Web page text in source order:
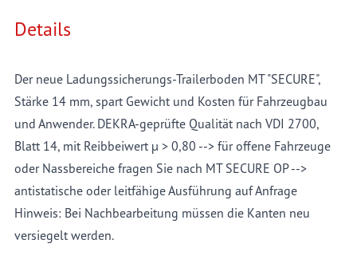
Details
Der neue Ladungssicherungs-Trailerboden MT "SECURE",
Stärke 14 mm, spart Gewicht und Kosten für Fahrzeugbau
und Anwender. DEKRA-geprüfte Qualität nach VDI 2700,
Blatt 14, mit Reibbeiwert µ > 0,80 --> für offene Fahrzeuge
oder Nassbereiche fragen Sie nach MT SECURE OP -->
antistatische oder leitfähige Ausführung auf Anfrage
Hinweis: Bei Nachbearbeitung müssen die Kanten neu
versiegelt werden.